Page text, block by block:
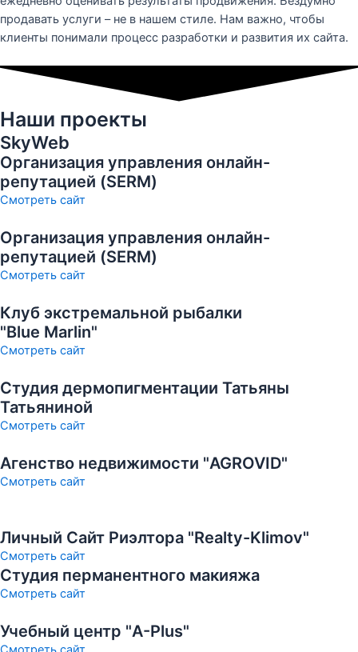
продавать услуги – не в нашем стиле. Нам важно, чтобы
клиенты понимали процесс разработки и развития их сайта.
Наши проекты
SkyWeb
Организация управления онлайн-
репутацией (SERM)
Смотреть сайт
Организация управления онлайн-
репутацией (SERM)
Смотреть сайт
Клуб экстремальной рыбалки
"Blue Marlin"
Смотреть сайт
Студия дермопигментации Татьяны
Татьяниной
Смотреть сайт
Агенство недвижимости "AGROVID"
Смотреть сайт
Личный Сайт Риэлтора "Realty-Klimov"
Смотреть сайт
Студия перманентного макияжа
Смотреть сайт
Учебный центр "A-Plus"